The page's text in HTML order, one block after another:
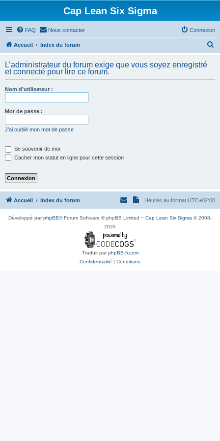
Cap Lean Six Sigma
FAQ Nous contacter Connexion
Accueil Index du forum
h
L’administrateur du forum exige que vous soyez enregistré
et connecté pour lire ce forum.
Nom d’utilisateur :
Mot de passe :
J’ai oublié mon mot de passe
Se souvenir de moi
Cacher mon statut en ligne pour cette session
Accueil Index du forum Heures au format UTC+02:00
Développé parphpBB® Forum Software © phpBB Limited ~ Cap Lean Six Sigma © 2008-
2026
Traduit parphpBB-fr.com
Confidentialité | Conditions